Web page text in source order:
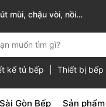
cao cấp
kế tủ bếp Thiết bị bếp
Gòn Bếp Sản